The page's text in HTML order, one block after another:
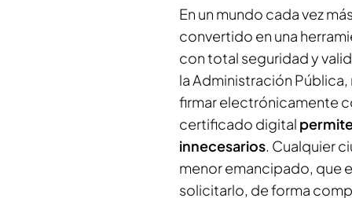
En un mundo cada vez
convertido en una
con total seguridad y
la Administración
firmar electrónicamente
certificado digital
innecesarios. Cualquier
menor emancipado, que
solicitarlo, de forma